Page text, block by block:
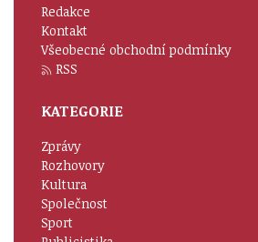
Redakce
Kontakt
Všeobecné obchodní podmínky
RSS
KATEGORIE
Zprávy
Rozhovory
Kultura
Společnost
Sport